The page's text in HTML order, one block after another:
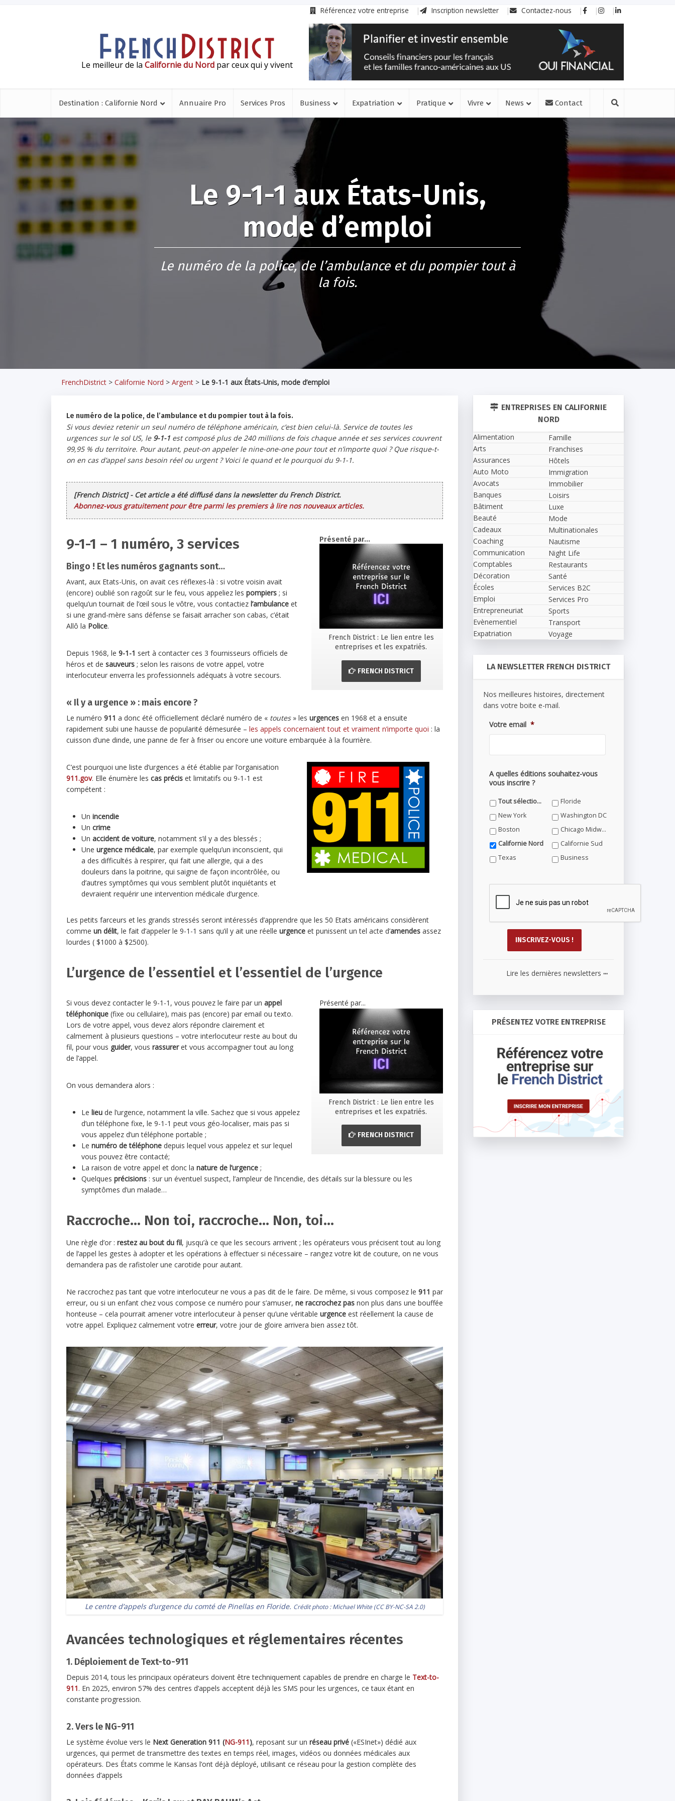
Référencez votre entreprise Inscription newsletter Contactez-nous
Le meilleur de la Californie du Nord par ceux qui y vivent
Destination : Californie Nord Annuaire Pro Services Pros Business Expatriation Pratique Vivre News Contact
Le 9-1-1 aux États-Unis,
mode d’emploi
Le numéro de la police, de l’ambulance et du pompier tout à
la fois.
FrenchDistrict > Californie Nord > Argent > Le 9-1-1 aux États-Unis, mode d’emploi
Le numéro de la police, de l’ambulance et du pompier tout à la fois.
Si vous deviez retenir un seul numéro de téléphone américain, c’est bien celui-là. Service de toutes les
urgences sur le sol US, le 9-1-1 est composé plus de 240 millions de fois chaque année et ses services couvrent
99,95 % du territoire. Pour autant, peut-on appeler le nine-one-one pour tout et n’importe quoi ? Que risque-t-
on en cas d’appel sans besoin réel ou urgent ? Voici le quand et le pourquoi du 9-1-1.
[French District] - Cet article a été diffusé dans la newsletter du French District.
Abonnez-vous gratuitement pour être parmi les premiers à lire nos nouveaux articles.
Présenté par...
French District : Le lien entre les
entreprises et les expatriés.
FRENCH DISTRICT
9-1-1 – 1 numéro, 3 services
Bingo ! Et les numéros gagnants sont…
Avant, aux Etats-Unis, on avait ces réflexes-là : si votre voisin avait
(encore) oublié son ragoût sur le feu, vous appeliez les pompiers ; si
quelqu’un tournait de l’œil sous le vôtre, vous contactiez l’ambulance et
si une grand-mère sans défense se faisait arracher son cabas, c’était
Allô la Police.
Depuis 1968, le 9-1-1 sert à contacter ces 3 fournisseurs officiels de
héros et de sauveurs ; selon les raisons de votre appel, votre
interlocuteur enverra les professionnels adéquats à votre secours.
« Il y a urgence » : mais encore ?
Le numéro 911 a donc été officiellement déclaré numéro de « toutes» les urgences en 1968 et a ensuite
rapidement subi une hausse de popularité démesurée – les appels concernaient tout et vraiment n’importe quoi : la
cuisson d’une dinde, une panne de fer à friser ou encore une voiture embarquée à la fourrière.
C’est pourquoi une liste d’urgences a été établie par l’organisation
911.gov. Elle énumère les cas précis et limitatifs ou 9-1-1 est
compétent :
Un incendie
Un crime
Un accident de voiture, notamment s’il y a des blessés ;
Une urgence médicale, par exemple quelqu’un inconscient, qui
a des difficultés à respirer, qui fait une allergie, qui a des
douleurs dans la poitrine, qui saigne de façon incontrôlée, ou
d’autres symptômes qui vous semblent plutôt inquiétants et
devraient requérir une intervention médicale d’urgence.
Les petits farceurs et les grands stressés seront intéressés d’apprendre que les 50 Etats américains considèrent
comme un délit, le fait d’appeler le 9-1-1 sans qu’il y ait une réelle urgence et punissent un tel acte d’amendes assez
lourdes ( $1000 à $2500).
L’urgence de l’essentiel et l’essentiel de l’urgence
Présenté par...
French District : Le lien entre les
entreprises et les expatriés.
FRENCH DISTRICT
Si vous devez contacter le 9-1-1, vous pouvez le faire par un appel
téléphonique (fixe ou cellulaire), mais pas (encore) par email ou texto.
Lors de votre appel, vous devez alors répondre clairement et
calmement à plusieurs questions – votre interlocuteur reste au bout du
fil, pour vous guider, vous rassureret vous accompagner tout au long
de l’appel.
On vous demandera alors :
Le lieu de l’urgence, notamment la ville. Sachez que si vous appelez
d’un téléphone fixe, le 9-1-1 peut vous géo-localiser, mais pas si
vous appelez d’un téléphone portable ;
Le numéro de téléphone depuis lequel vous appelez et sur lequel
vous pouvez être contacté;
La raison de votre appel et donc la nature de l’urgence ;
Quelques précisions : sur un éventuel suspect, l’ampleur de l’incendie, des détails sur la blessure ou les
symptômes d’un malade…
Raccroche… Non toi, raccroche… Non, toi…
Une règle d’or : restez au bout du fil, jusqu’à ce que les secours arrivent ; les opérateurs vous précisent tout au long
de l’appel les gestes à adopter et les opérations à effectuer si nécessaire – rangez votre kit de couture, on ne vous
demandera pas de rafistoler une carotide pour autant.
Ne raccrochez pas tant que votre interlocuteur ne vous a pas dit de le faire. De même, si vous composez le 911 par
erreur, ou si un enfant chez vous compose ce numéro pour s’amuser, ne raccrochez pas non plus dans une bouffée
honteuse – cela pourrait amener votre interlocuteur à penser qu’une véritable urgence est réellement la cause de
votre appel. Expliquez calmement votre erreur, votre jour de gloire arrivera bien assez tôt.
Le centre d’appels d’urgence du comté de Pinellas en Floride. Crédit photo :Michael White(CC BY-NC-SA 2.0)
Avancées technologiques et réglementaires récentes
1. Déploiement de Text-to-911
Depuis 2014, tous les principaux opérateurs doivent être techniquement capables de prendre en charge le Text-to-
911. En 2025, environ 57% des centres d’appels acceptent déjà les SMS pour les urgences, ce taux étant en
constante progression.
2. Vers le NG-911
Le système évolue vers le Next Generation 911 (NG-911), reposant sur un réseau privé («ESInet») dédié aux
urgences, qui permet de transmettre des textes en temps réel, images, vidéos ou données médicales aux
opérateurs. Des États comme le Kansas l’ont déjà déployé, utilisant ce réseau pour la gestion complète des
données d’appels
ENTREPRISES EN CALIFORNIE
NORD
Alimentation
Arts
Assurances
Auto Moto
Avocats
Banques
Bâtiment
Beauté
Cadeaux
Coaching
Communication
Comptables
Décoration
Écoles
Emploi
Entrepreneuriat
Evènementiel
Expatriation
Famille
Franchises
Hôtels
Immigration
Immobilier
Loisirs
Luxe
Mode
Multinationales
Nautisme
Night Life
Restaurants
Santé
Services B2C
Services Pro
Sports
Transport
Voyage
LA NEWSLETTER FRENCH DISTRICT
Nos meilleures histoires, directement
dans votre boite e-mail.
Votre email *
A quelles éditions souhaitez-vous
vous inscrire ?
Tout sélectionner
Floride
New York
Washington DC
Boston
Chicago Midwest
Californie Nord
Californie Sud
Texas
Business
Lire les dernières newsletters ...
PRÉSENTEZ VOTRE ENTREPRISE